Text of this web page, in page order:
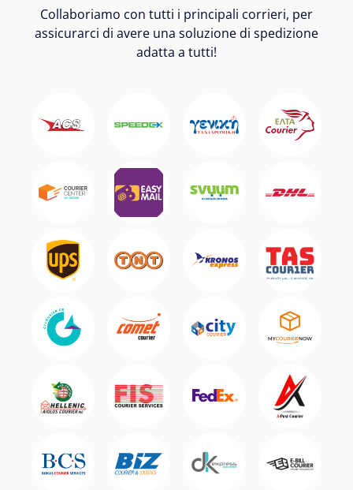
Collaboriamo con tutti i principali corrieri, per
assicurarci di avere una soluzione di spedizione
adatta a tutti!